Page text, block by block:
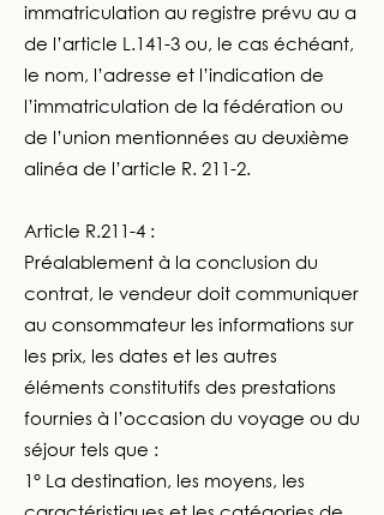
immatriculation au registre prévu au a
de l’article L.141-3 ou, le cas échéant,
le nom, l’adresse et l’indication de
l’immatriculation de la fédération ou
de l’union mentionnées au deuxième
alinéa de l’article R. 211-2.
Article R.211-4 :
Préalablement à la conclusion du
contrat, le vendeur doit communiquer
au consommateur les informations sur
les prix, les dates et les autres
éléments constitutifs des prestations
fournies à l’occasion du voyage ou du
séjour tels que :
1° La destination, les moyens, les